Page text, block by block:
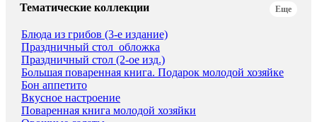
Тематические коллекции Еще
Блюда из грибов (3-е издание)
Праздничный стол_обложка
Праздничный стол (2-ое изд.)
Большая поваренная книга. Подарок молодой хозяйке
Бон аппетито
Вкусное настроение
Поваренная книга молодой хозяйки